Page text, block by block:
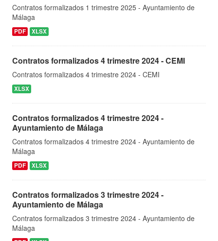
Contratos formalizados 1 trimestre 2025 - Ayuntamiento de
Málaga
PDF XLSX
Contratos formalizados 4 trimestre 2024 - CEMI
Contratos formalizados 4 trimestre 2024 - CEMI
XLSX
Contratos formalizados 4 trimestre 2024 -
Ayuntamiento de Málaga
Contratos formalizados 4 trimestre 2024 - Ayuntamiento de
Málaga
PDF XLSX
Contratos formalizados 3 trimestre 2024 -
Ayuntamiento de Málaga
Contratos formalizados 3 trimestre 2024 - Ayuntamiento de
Málaga